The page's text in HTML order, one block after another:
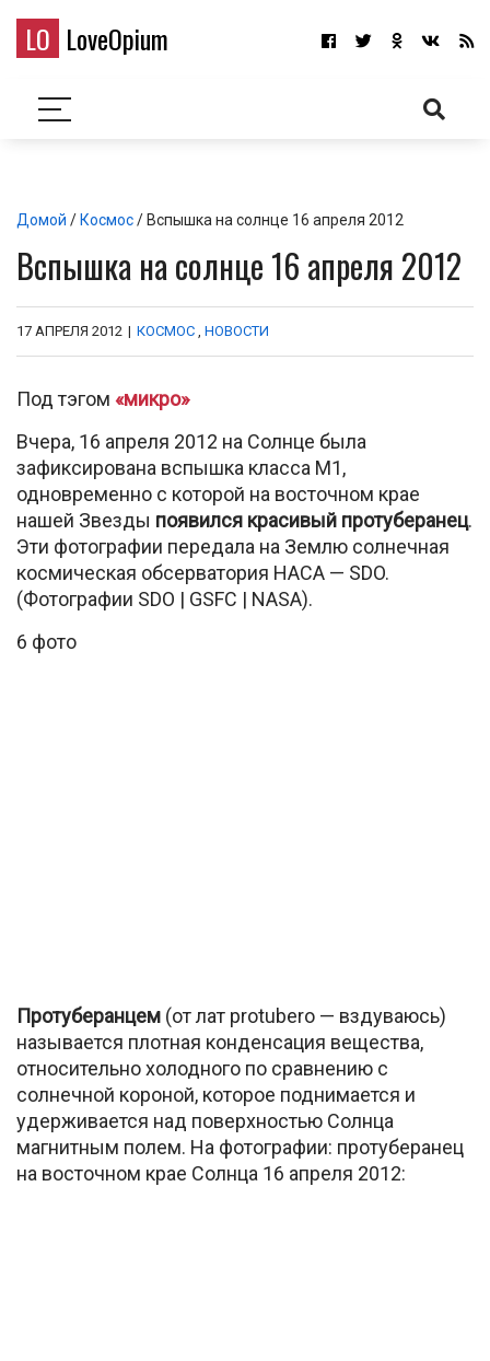
LO LoveOpium
Домой / Космос/ Вспышка на солнце 16 апреля 2012
Вспышка на солнце 16 апреля 2012
17 АПРЕЛЯ 2012 | КОСМОС , НОВОСТИ
Под тэгом «микро»
Вчера, 16 апреля 2012 на Солнце была
зафиксирована вспышка класса M1,
одновременно с которой на восточном крае
нашей Звезды появился красивый протуберанец.
Эти фотографии передала на Землю солнечная
космическая обсерватория НАСА — SDO.
(Фотографии SDO | GSFC | NASA).
6 фото
Протуберанцем (от лат protubero — вздуваюсь)
называется плотная конденсация вещества,
относительно холодного по сравнению с
солнечной короной, которое поднимается и
удерживается над поверхностью Солнца
магнитным полем. На фотографии: протуберанец
на восточном крае Солнца 16 апреля 2012: